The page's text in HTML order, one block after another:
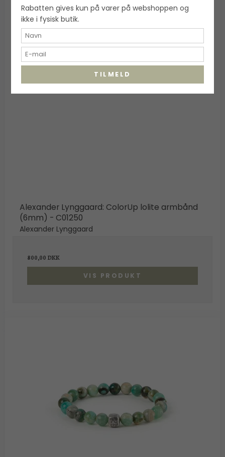
Alexander Lynggaard: ColorUp lolite armbånd
(6mm) - C01250
Alexander Lynggaard
800,00 DKK
VIS PRODUKT
Rabatten gives kun på varer på webshoppen og
ikke i fysisk butik.
TILMELD